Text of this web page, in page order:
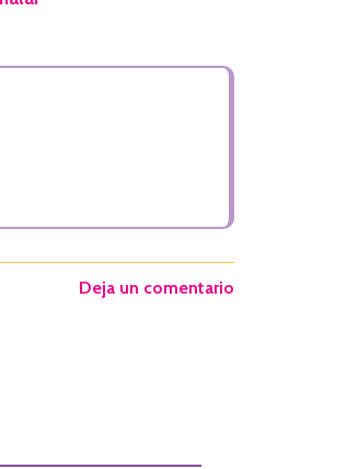
Deja un comentario